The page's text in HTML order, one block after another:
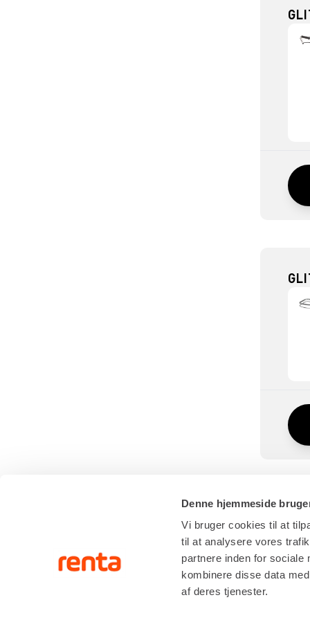
Denne hjemmeside
Vi bruger cookies til at
til at analysere vores
partnere inden for sociale
kombinere disse data
af deres tjenester.